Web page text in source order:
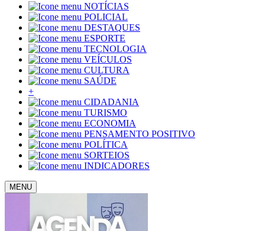
NOTÍCIAS
POLICIAL
DESTAQUES
ESPORTE
TECNOLOGIA
VEÍCULOS
CULTURA
SAÚDE
+
CIDADANIA
TURISMO
ECONOMIA
PENSAMENTO POSITIVO
POLÍTICA
SORTEIOS
INDICADORES
MENU